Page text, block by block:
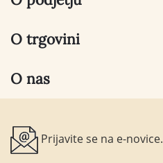
O trgovini
O nas
Prijavite se na e-novice.